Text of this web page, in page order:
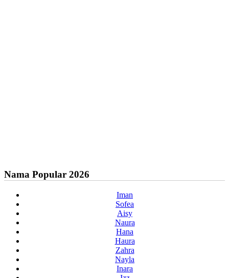
Nama Popular 2026
Iman
Sofea
Aisy
Naura
Hana
Haura
Zahra
Nayla
Inara